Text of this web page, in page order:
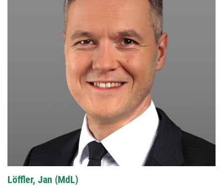
Löffler, Jan (MdL)